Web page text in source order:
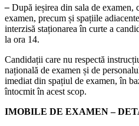
– După ieșirea din sala de examen,
examen, precum și spațiile
interzisă staționarea în curte a
la ora 14.
Candidații care nu respectă
națională de examen și de
imediat din spațiul de examen, în
întocmit în acest scop.
IMOBILE DE EXAMEN –